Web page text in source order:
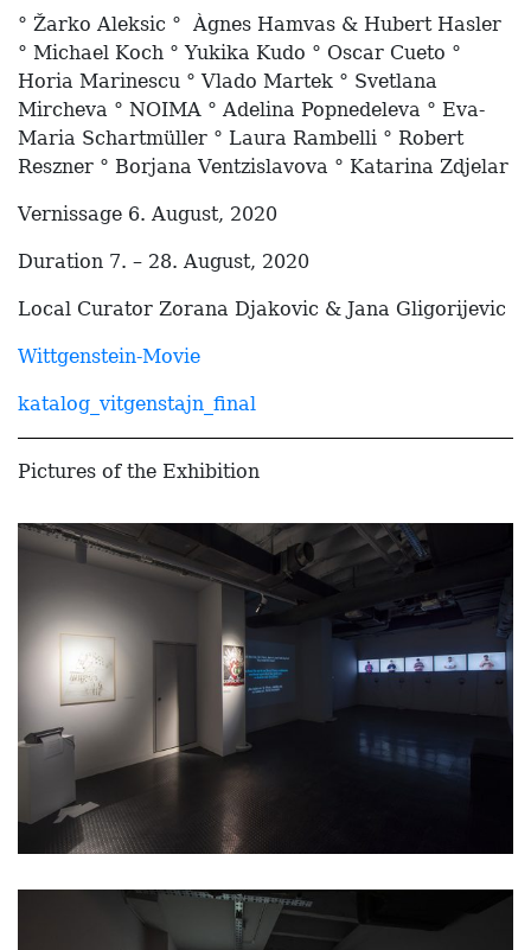
° Žarko Aleksic ° Àgnes Hamvas & Hubert Hasler
° Michael Koch ° Yukika Kudo ° Oscar Cueto °
Horia Marinescu ° Vlado Martek ° Svetlana
Mircheva ° NOIMA ° Adelina Popnedeleva ° Eva-
Maria Schartmüller ° Laura Rambelli ° Robert
Reszner ° Borjana Ventzislavova ° Katarina Zdjelar
Vernissage 6. August, 2020
Duration 7. – 28. August, 2020
Local Curator Zorana Djakovic & Jana Gligorijevic
Wittgenstein-Movie
katalog_vitgenstajn_final
Pictures of the Exhibition